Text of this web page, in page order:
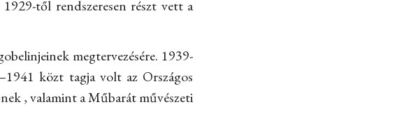
től rendszeresen részt vett a
megtervezésére. 1939-
közt tagja volt az Országos
, valamint a Műbarát művészeti